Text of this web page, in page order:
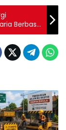
Berbasis